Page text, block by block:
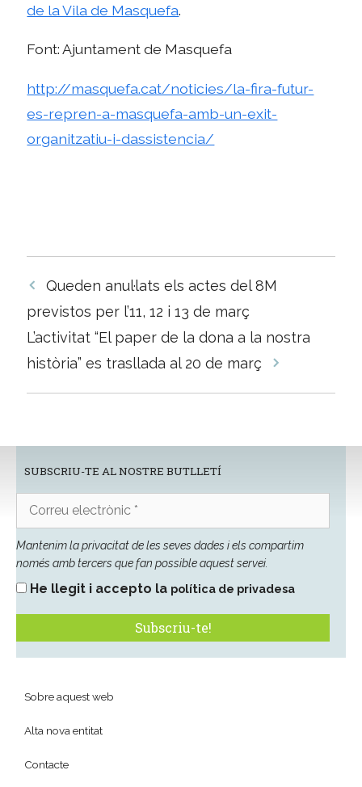
de la Vila de Masquefa.
Font: Ajuntament de Masquefa
http://masquefa.cat/noticies/la-fira-futur-
es-repren-a-masquefa-amb-un-exit-
organitzatiu-i-dassistencia/
Navegació
per
entrades
Queden anul·lats els actes del 8M
previstos per l’11, 12 i 13 de març
L’activitat “El paper de la dona a la nostra
història” es trasllada al 20 de març
SUBSCRIU-TE AL NOSTRE BUTLLETÍ
electrònic
Mantenim la privacitat de les seves dades i els compartim
només amb tercers que fan possible aquest servei.
He llegit i accepto la política de privadesa
Sobre aquest web
Alta nova entitat
Contacte